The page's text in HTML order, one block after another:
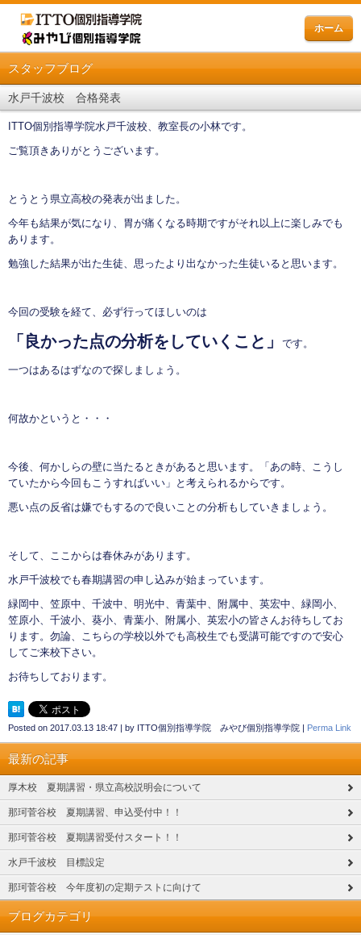
ホーム
スタッフブログ
水戸千波校 合格発表
ITTO個別指導学院水戸千波校、教室長の小林です。
ご覧頂きありがとうございます。
とうとう県立高校の発表が出ました。
今年も結果が気になり、胃が痛くなる時期ですがそれ以上に楽しみでも
あります。
勉強した結果が出た生徒、思ったより出なかった生徒いると思います。
今回の受験を経て、必ず行ってほしいのは
「良かった点の分析をしていくこと」 です。
一つはあるはずなので探しましょう。
何故かというと・・・
今後、何かしらの壁に当たるときがあると思います。「あの時、こうし
ていたから今回もこうすればいい」と考えられるからです。
悪い点の反省は嫌でもするので良いことの分析もしていきましょう。
そして、ここからは春休みがあります。
水戸千波校でも春期講習の申し込みが始まっています。
緑岡中、笠原中、千波中、明光中、青葉中、附属中、英宏中、緑岡小、
笠原小、千波小、葵小、青葉小、附属小、英宏小の皆さんお待ちしてお
ります。勿論、こちらの学校以外でも高校生でも受講可能ですので安心
してご来校下さい。
お待ちしております。
Posted on 2017.03.13 18:47 | by ITTO個別指導学院 みやび個別指導学院 | Perma Link
最新の記事
厚木校 夏期講習・県立高校説明会について
那珂菅谷校 夏期講習、申込受付中！！
那珂菅谷校 夏期講習受付スタート！！
水戸千波校 目標設定
那珂菅谷校 今年度初の定期テストに向けて
ブログカテゴリ